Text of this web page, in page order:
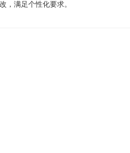
，满足个性化要求。